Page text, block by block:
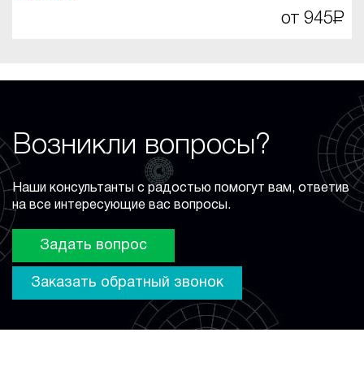
от 945Р
Возникли вопросы?
Наши консультанты с радостью помогут вам, ответив
на все интересующие вас вопросы.
Задать вопрос
Заказать обратный звонок